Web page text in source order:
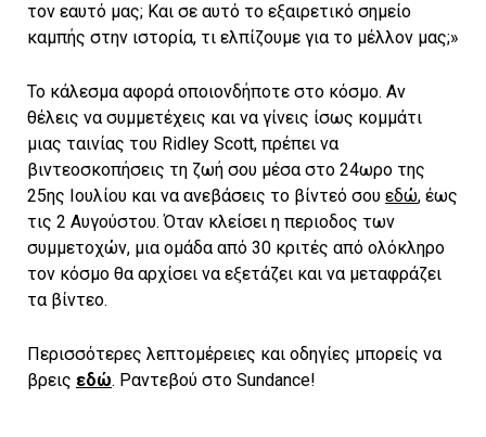
τον εαυτό μας; Και σε αυτό το εξαιρετικό σημείο
καμπής στην ιστορία, τι ελπίζουμε για το μέλλον μας;»
Το κάλεσμα αφορά οποιονδήποτε στο κόσμο. Αν
θέλεις να συμμετέχεις και να γίνεις ίσως κομμάτι
μιας ταινίας του Ridley Scott, πρέπει να
βιντεοσκοπήσεις τη ζωή σου μέσα στο 24ωρο της
25ης Ιουλίου και να ανεβάσεις το βίντεό σου εδώ, έως
τις 2 Αυγούστου. Όταν κλείσει η περιοδος των
συμμετοχών, μια ομάδα από 30 κριτές από ολόκληρο
τον κόσμο θα αρχίσει να εξετάζει και να μεταφράζει
τα βίντεο.
Περισσότερες λεπτομέρειες και οδηγίες μπορείς να
βρεις εδώ. Ραντεβού στο Sundance!